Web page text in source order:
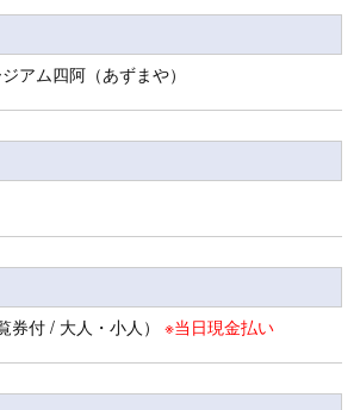
アム四阿（あずまや）
券付 / 大人・小人） ※当日現金払い